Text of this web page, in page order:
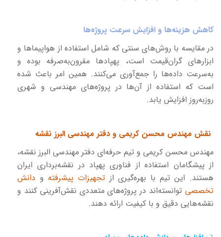
کاهش هزینه‌ها و افزایش سرعت پروژه‌ها
در مقایسه با روش‌های سنتی که شامل استفاده از هواپیماها و
ابزارهای گران‌قیمت است، پهپادها مقرون‌به‌صرفه بوده و
به‌سرعت داده‌ها را جمع‌آوری می‌کنند. همین امر باعث شده
است که استفاده از آن‌ها در پروژه‌های مهندسی و شهری
روزبه‌روز افزایش یابد.
نقش مهندس محسن کریمی و دفتر مهندسی البرز نقشه
مهندس محسن کریمی و تیم حرفه‌ای دفتر مهندسی البرز نقشه،
از پیشگامان استفاده از فناوری پهپاد در نقشه‌برداری ایران
هستند. این تیم با بهره‌گیری از تجهیزات پیشرفته و دانش
تخصصی توانسته‌اند در پروژه‌های متعددی نقش‌آفرینی کنند و
نقشه‌هایی دقیق و با کیفیت ارائه دهند.